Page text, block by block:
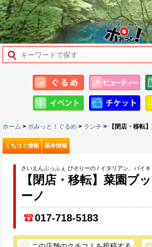
ホーム > ポみっと！ぐるめ > ランチ > 【閉店・移転
くちコミ情報 基本情報
さいえんぶっふぇ ぴそりーの / イタリアン、バイ
【閉店・移転】菜園ブ
ーノ
017-718-5183